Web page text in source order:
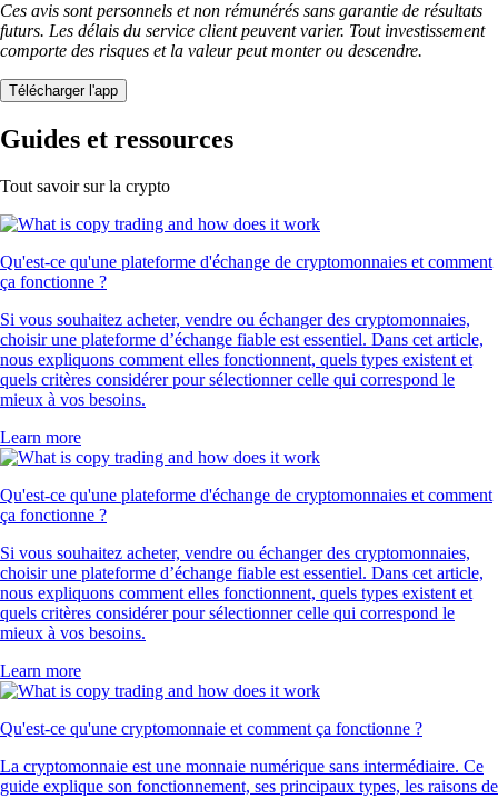
Ces avis sont personnels et non rémunérés sans garantie de résultats
futurs. Les délais du service client peuvent varier. Tout investissement
comporte des risques et la valeur peut monter ou descendre.
Télécharger l'app
Guides et ressources
Tout savoir sur la crypto
Qu'est-ce qu'une plateforme d'échange de cryptomonnaies et comment
ça fonctionne ?
Si vous souhaitez acheter, vendre ou échanger des cryptomonnaies,
choisir une plateforme d’échange fiable est essentiel. Dans cet article,
nous expliquons comment elles fonctionnent, quels types existent et
quels critères considérer pour sélectionner celle qui correspond le
mieux à vos besoins.
Learn more
Qu'est-ce qu'une plateforme d'échange de cryptomonnaies et comment
ça fonctionne ?
Si vous souhaitez acheter, vendre ou échanger des cryptomonnaies,
choisir une plateforme d’échange fiable est essentiel. Dans cet article,
nous expliquons comment elles fonctionnent, quels types existent et
quels critères considérer pour sélectionner celle qui correspond le
mieux à vos besoins.
Learn more
Qu'est-ce qu'une cryptomonnaie et comment ça fonctionne ?
La cryptomonnaie est une monnaie numérique sans intermédiaire. Ce
guide explique son fonctionnement, ses principaux types, les raisons de